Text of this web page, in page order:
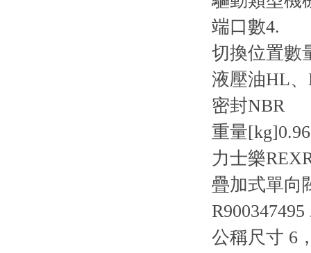
端口數4.
切換位置數
液壓油HL、
密封NBR
重量[kg]0.96
力士樂
疊加式單向
公稱尺寸 6